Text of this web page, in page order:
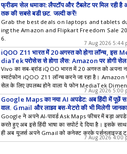
फ्रीडम सेल धमाका: लैपटॉप और टैबलेट पर मिल रही है
तक की सबसे बड़ी छूट, जल्दी करें!
Grab the best deals on laptops and tablets
ing the Amazon and Flipkart Freedom Sale
6.
7 Aug 2026 5:44
iQOO Z11 भारत में 20 अगस्त को होगा लॉन्च, इस
diaTek प्रोसेस से होगा लैस; Amazon पर होगी सेल
Vivo का सब-ब्रांड iQOO भारत में 20 अगस्त को अपना
स्मार्टफोन iQOO Z11 लॉन्च करने जा रहा है। Amazon
सेल के लिए उपलब्ध होने वाला ये फोन MediaTek
ty 7500 Turbo चिपसेट के साथ भारत में आने वाला पहला
हैंडसेट होगा।
7 Aug 2026 5:00
Google Maps का नया AI अपडेट: अब हिंदी में पूछें स
वाल, Gmail और लाइव बस-मेट्रो की भी मिलेगी
Google ने अपने AI-पावर्ड Ask Maps फीचर में बड़ा
करते हुए अब इसे हिंदी भाषा का सपोर्ट दे दिया है। इसके साथ
ही अब यूजर्स अपने Gmail को कनेक्ट करके पर्सनलाइज्ड
ल रिकमेंडेशन्स और रियल-टाइम पब्लिक ट्रांसिट की
7 Aug 2026 4:00